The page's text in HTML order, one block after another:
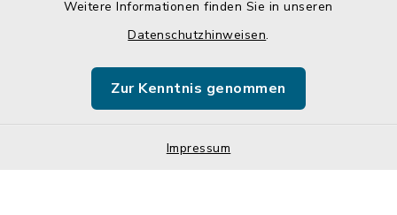
Weitere Informationen finden Sie in unseren
Datenschutzhinweisen.
Zur Kenntnis genommen
Impressum
Barrierefreiheit
Sitemap